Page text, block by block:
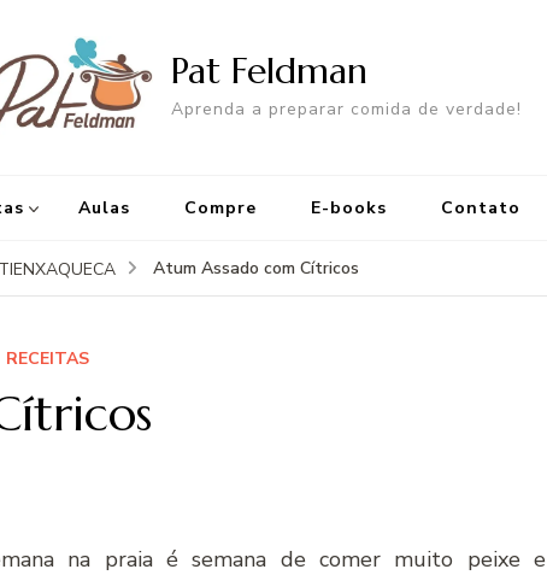
Pat Feldman
Aprenda a preparar comida de verdade!
Aulas Compre E-books Contato
Atum Assado com Cí­tricos
RECEITAS
na praia é semana de comer muito peixe e